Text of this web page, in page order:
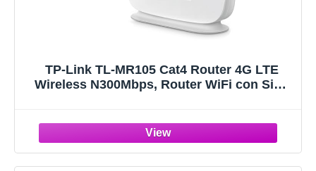
TP-Link TL-MR105 Cat4 Router 4G LTE
Wireless N300Mbps, Router WiFi con Sim,
Antenna Esterna, Collega Fino a 32
Dispositivi